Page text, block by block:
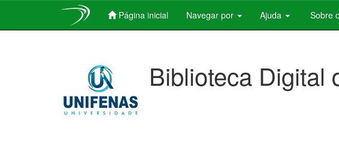
Página inicial Navegar por Ajuda Sobre
Biblioteca Digital